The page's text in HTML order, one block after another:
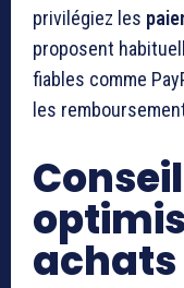
privilégiez les
proposent
fiables comme
les
achats